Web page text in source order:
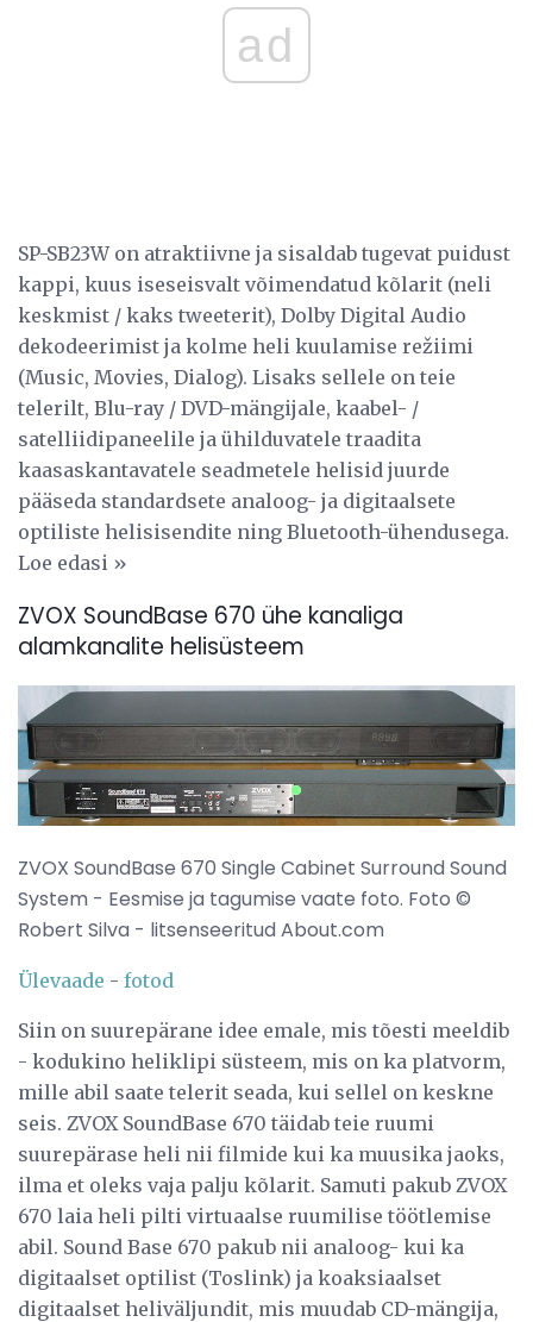
ad
SP-SB23W on atraktiivne ja sisaldab tugevat puidust
kappi, kuus iseseisvalt võimendatud kõlarit (neli
keskmist / kaks tweeterit), Dolby Digital Audio
dekodeerimist ja kolme heli kuulamise režiimi
(Music, Movies, Dialog). Lisaks sellele on teie
telerilt, Blu-ray / DVD-mängijale, kaabel- /
satelliidipaneelile ja ühilduvatele traadita
kaasaskantavatele seadmetele helisid juurde
pääseda standardsete analoog- ja digitaalsete
optiliste helisisendite ning Bluetooth-ühendusega.
Loe edasi »
ZVOX SoundBase 670 ühe kanaliga
alamkanalite helisüsteem
ZVOX SoundBase 670 Single Cabinet Surround Sound
System - Eesmise ja tagumise vaate foto. Foto ©
Robert Silva - litsenseeritud About.com
Ülevaade - fotod
Siin on suurepärane idee emale, mis tõesti meeldib
- kodukino heliklipi süsteem, mis on ka platvorm,
mille abil saate telerit seada, kui sellel on keskne
seis. ZVOX SoundBase 670 täidab teie ruumi
suurepärase heli nii filmide kui ka muusika jaoks,
ilma et oleks vaja palju kõlarit. Samuti pakub ZVOX
670 laia heli pilti virtuaalse ruumilise töötlemise
abil. Sound Base 670 pakub nii analoog- kui ka
digitaalset optilist (Toslink) ja koaksiaalset
digitaalset heliväljundit, mis muudab CD-mängija,